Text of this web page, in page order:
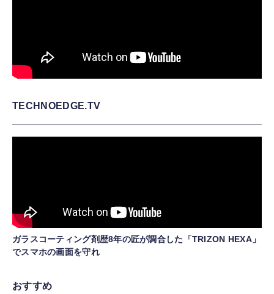
TECHNOEDGE.TV
ガラスコーティング剤歴8年の匠が調合した「TRIZON HEXA」
でスマホの画面を守れ
おすすめ